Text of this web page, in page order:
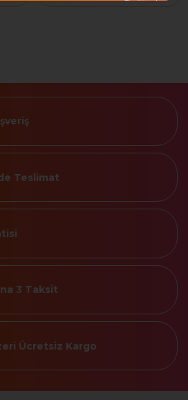
Teslimat
3 Taksit
Ücretsiz Kargo